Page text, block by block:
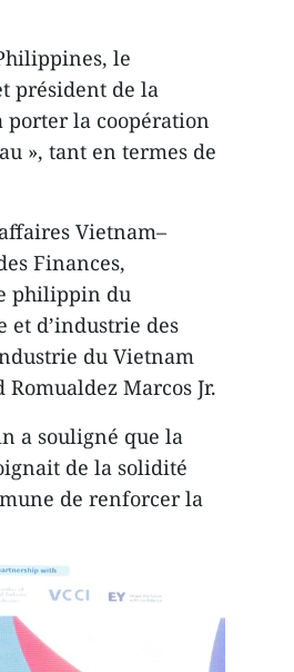
le
président de la
porter la coopération
», tant en termes de
Vietnam–
Finances,
philippin du
et d’industrie des
du Vietnam
Marcos Jr.
a souligné que la
de la solidité
de renforcer la